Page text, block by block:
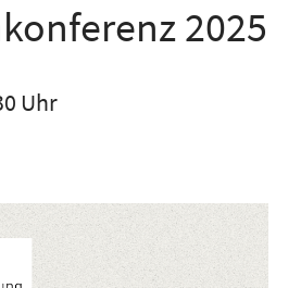
2025
Uhr